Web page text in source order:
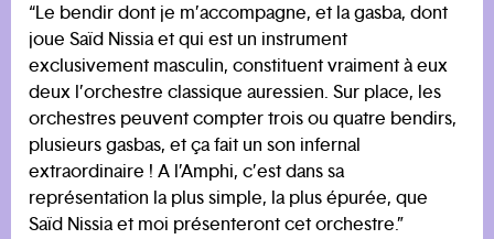
“Le bendir dont je m’accompagne, et la gasba, dont
joue Saïd Nissia et qui est un instrument
exclusivement masculin, constituent vraiment à eux
deux l’orchestre classique auressien. Sur place, les
orchestres peuvent compter trois ou quatre bendirs,
plusieurs gasbas, et ça fait un son infernal
extraordinaire ! A l’Amphi, c’est dans sa
représentation la plus simple, la plus épurée, que
Saïd Nissia et moi présenteront cet orchestre.”